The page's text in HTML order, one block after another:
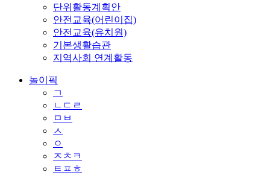
단위활동계획안
안전교육(어린이집)
안전교육(유치원)
기본생활습관
지역사회 연계활동
놀이픽
ㄱ
ㄴㄷㄹ
ㅁㅂ
ㅅ
ㅇ
ㅈㅊㅋ
ㅌㅍㅎ